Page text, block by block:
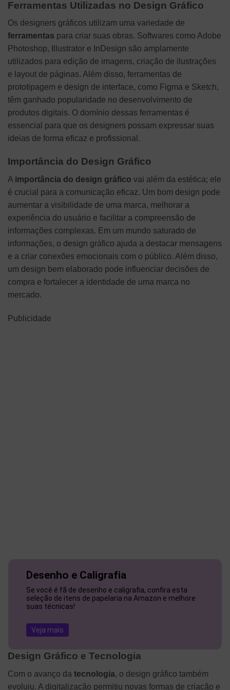
Ferramentas Utilizadas no Design Gráfico
Os designers gráficos utilizam uma variedade de
ferramentas para criar suas obras. Softwares como Adobe
Photoshop, Illustrator e InDesign são amplamente
utilizados para edição de imagens, criação de ilustrações
e layout de páginas. Além disso, ferramentas de
prototipagem e design de interface, como Figma e Sketch,
têm ganhado popularidade no desenvolvimento de
produtos digitais. O domínio dessas ferramentas é
essencial para que os designers possam expressar suas
ideias de forma eficaz e profissional.
Importância do Design Gráfico
A importância do design gráfico vai além da estética; ele
é crucial para a comunicação eficaz. Um bom design pode
aumentar a visibilidade de uma marca, melhorar a
experiência do usuário e facilitar a compreensão de
informações complexas. Em um mundo saturado de
informações, o design gráfico ajuda a destacar mensagens
e a criar conexões emocionais com o público. Além disso,
um design bem elaborado pode influenciar decisões de
compra e fortalecer a identidade de uma marca no
mercado.
Publicidade
Desenho e Caligrafia
Se você é fã de desenho e caligrafia, confira esta
seleção de itens de papelaria na Amazon e melhore
suas técnicas!
Veja mais
Design Gráfico e Tecnologia
Com o avanço da tecnologia, o design gráfico também
evoluiu. A digitalização permitiu novas formas de criação e